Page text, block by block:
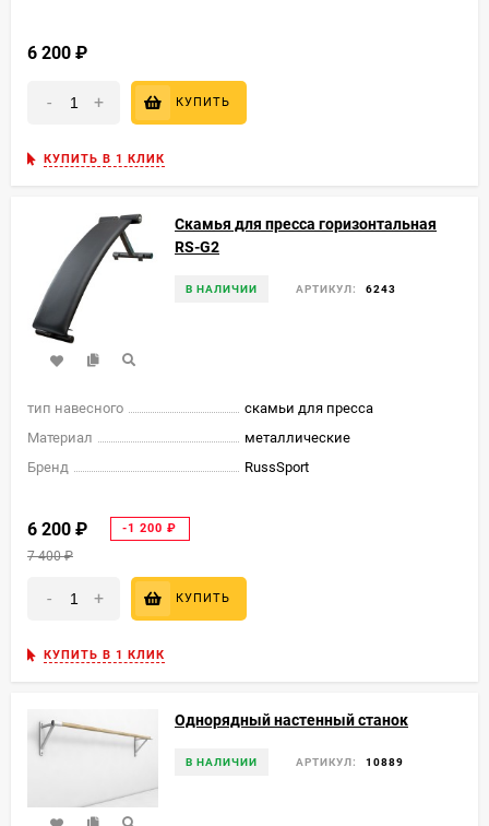
6 200
- + КУПИТЬ
КУПИТЬ В 1 КЛИК
Скамья для пресса горизонтальная
RS-G2
В НАЛИЧИИ АРТИКУЛ: 6243
тип навесного
скамьи для пресса
Материал
металлические
Бренд
RussSport
6 200
-1 200
7 400
- + КУПИТЬ
КУПИТЬ В 1 КЛИК
Однорядный настенный станок
В НАЛИЧИИ АРТИКУЛ: 10889